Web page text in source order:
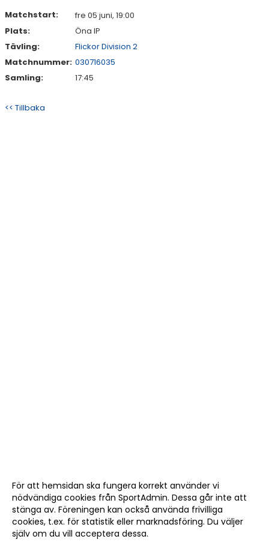
Matchstart:
fre 05 juni, 19:00
Plats:
Öna IP
Tävling:
Flickor Division 2
Matchnummer: 030716035
Samling:
17:45
<< Tillbaka
För att hemsidan ska fungera korrekt använder vi
nödvändiga cookies från SportAdmin. Dessa går inte att
stänga av. Föreningen kan också använda frivilliga
cookies, t.ex. för statistik eller marknadsföring. Du väljer
själv om du vill acceptera dessa.